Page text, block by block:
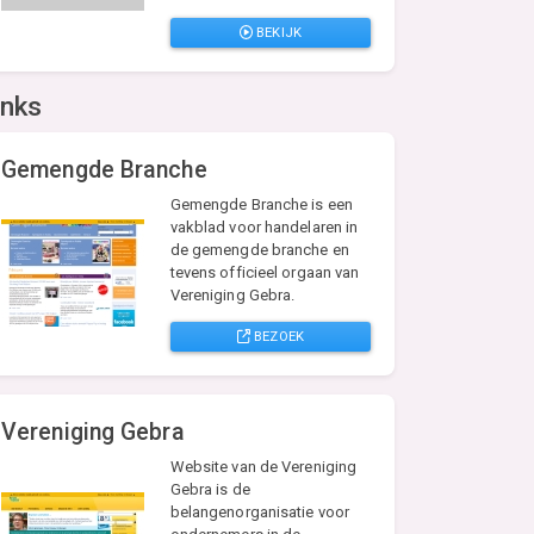
BEKIJK
Gemengde Branche
Gemengde Branche is een
vakblad voor handelaren in
de gemengde branche en
tevens officieel orgaan van
Vereniging Gebra.
BEZOEK
Vereniging Gebra
Website van de Vereniging
Gebra is de
belangenorganisatie voor